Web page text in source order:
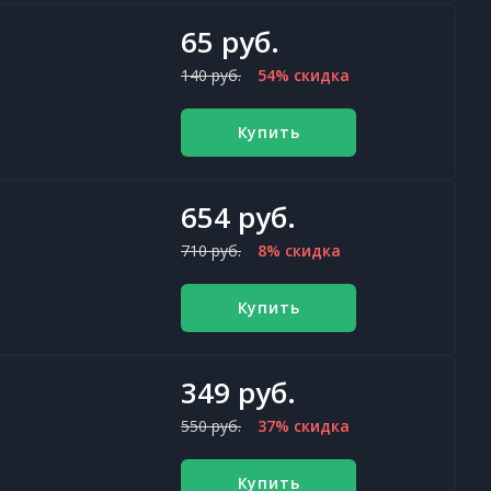
65 руб.
140 руб. 54% скидка
Купить
654 руб.
710 руб. 8% скидка
Купить
349 руб.
550 руб. 37% скидка
Купить